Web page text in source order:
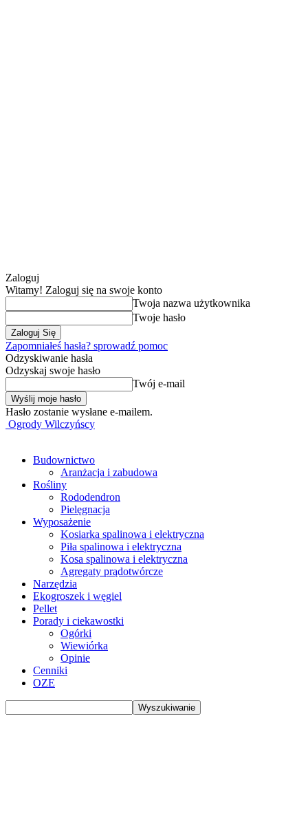
Zaloguj
Witamy! Zaloguj się na swoje konto
Twoja nazwa użytkownika
Twoje hasło
Zapomniałeś hasła? sprowadź pomoc
Odzyskiwanie hasła
Odzyskaj swoje hasło
Twój e-mail
Hasło zostanie wysłane e-mailem.
Ogrody Wilczyńscy
Budownictwo
Aranżacja i zabudowa
Rośliny
Rododendron
Pielęgnacja
Wyposażenie
Kosiarka spalinowa i elektryczna
Piła spalinowa i elektryczna
Kosa spalinowa i elektryczna
Agregaty prądotwórcze
Narzędzia
Ekogroszek i węgiel
Pellet
Porady i ciekawostki
Ogórki
Wiewiórka
Opinie
Cenniki
OZE